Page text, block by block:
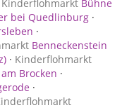
Kinderflohmarkt Bühne
bei Quedlinburg ·
·
Benneckenstein
· Kinderflohmarkt
Brocken ·
·